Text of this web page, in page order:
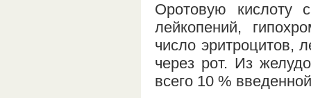
Оротовую кислоту
лейкопений,
число эритроцитов,
через рот. Из
всего 10 %